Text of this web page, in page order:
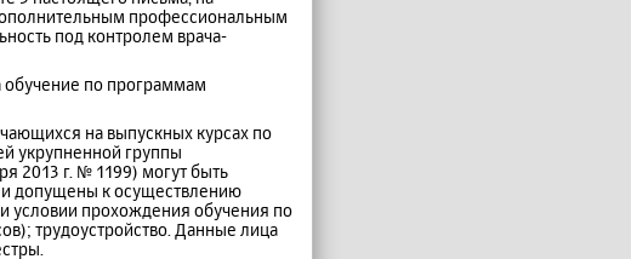
профессиональным
под контролем врача-
обучение по программам
на выпускных курсах по
укрупненной группы
2013 г. № 1199) могут быть
и допущены к осуществлению
условии прохождения обучения по
трудоустройство. Данные лица